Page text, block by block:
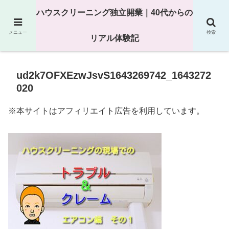
25年以上の現場経験をもとにハウスクリーニング独立の現実
ud2k7OFXEzwJsvS1643269742_1643272
020
※本サイトはアフィリエイト広告を利用しています。
メニュー
ハウスクリーニング独立開業｜40代からの
リアル体験記
検索